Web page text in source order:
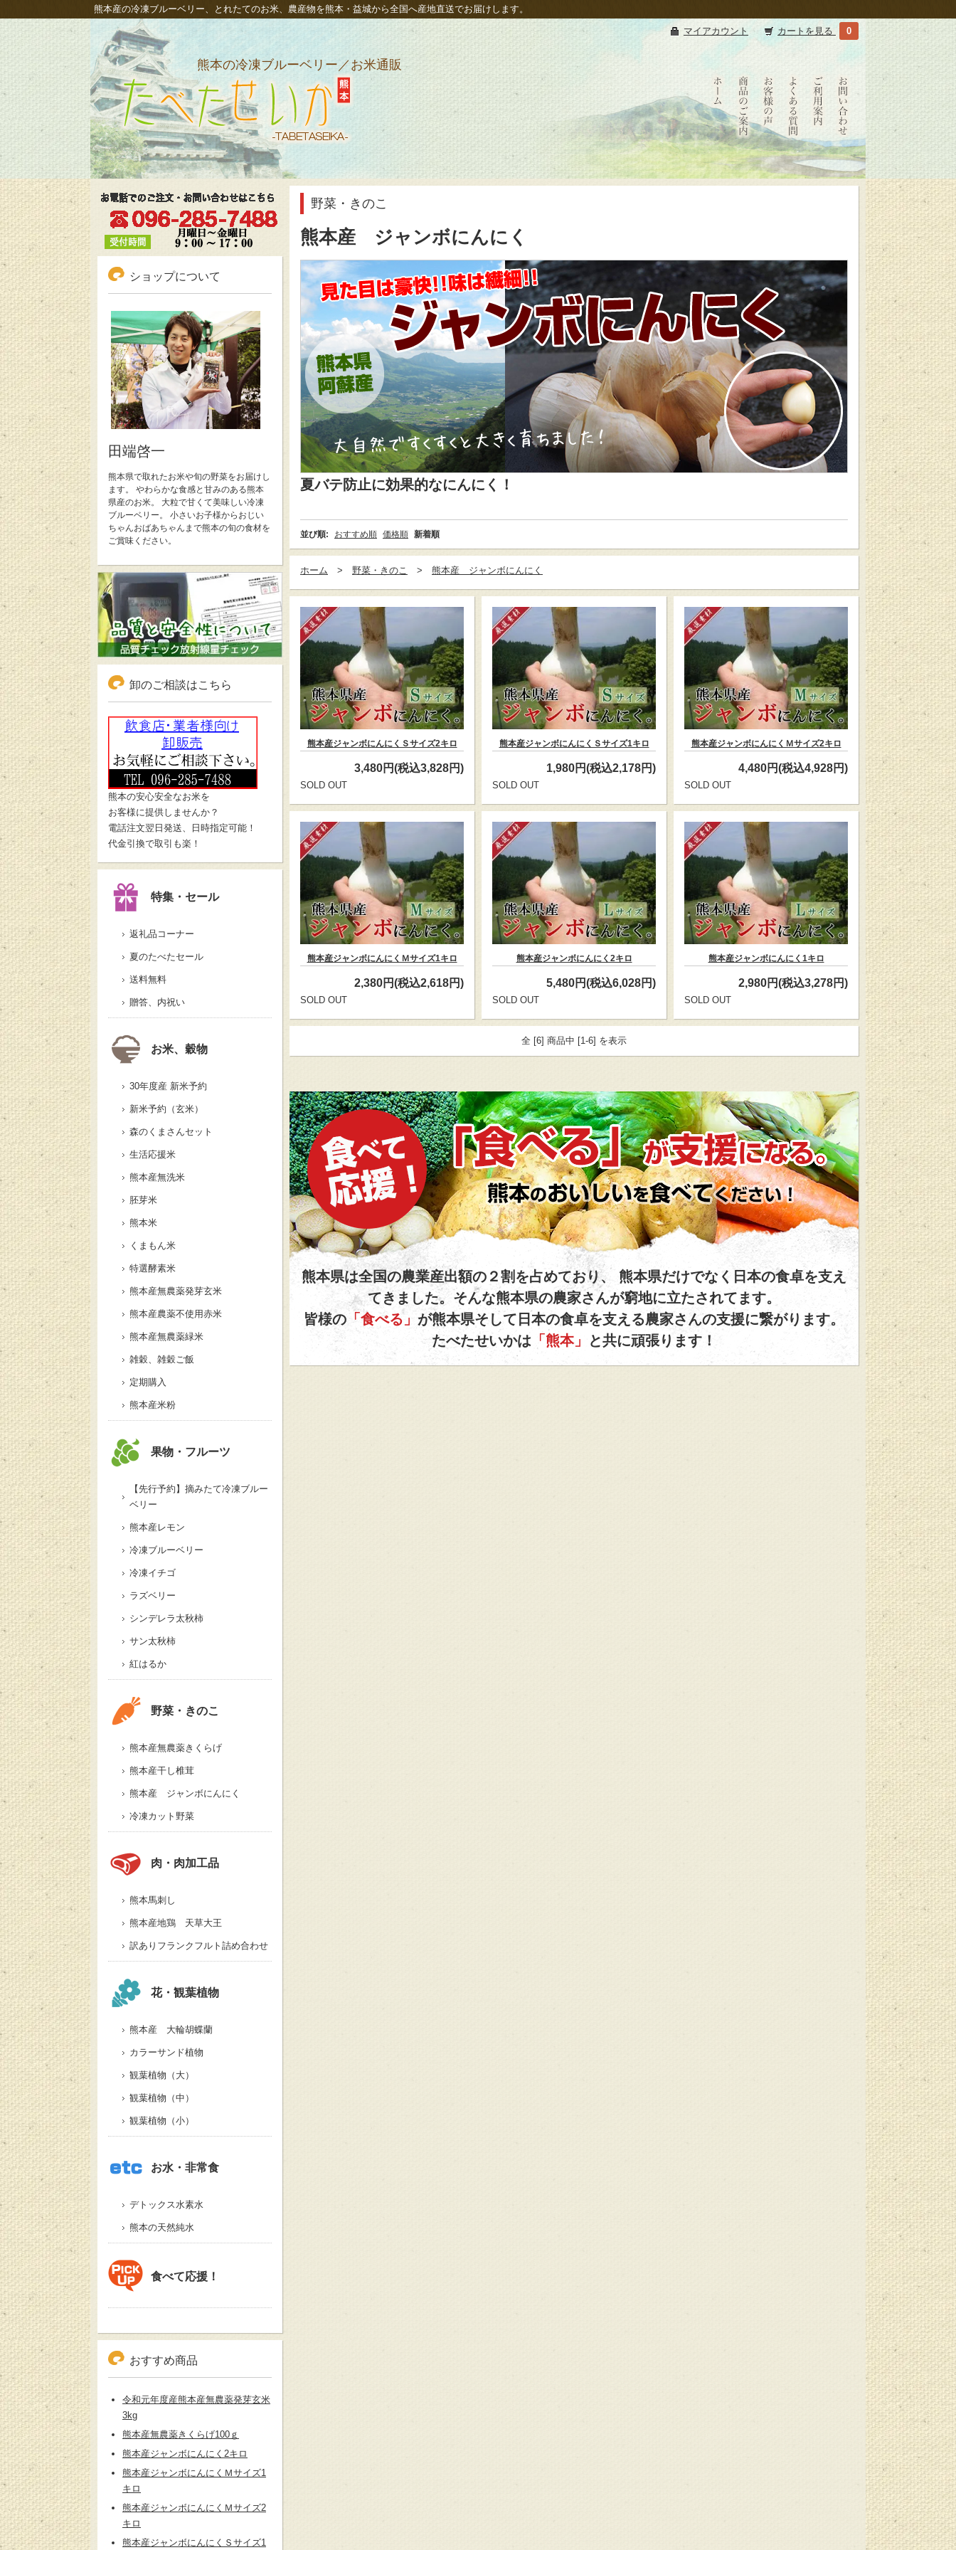
熊本産の冷凍ブルーベリー、とれたてのお米、農産物を熊本・益城から全国へ産地直送でお届けします。
冷凍ブルーベリーも通販、熊本新米発芽玄米｜たべたせ
いか
熊本の冷凍ブルーベリー／お米通販
マイアカウント カートを見る 0
たべ
たせ
いか
たべ
たせ
いか
お客
様の
声
よく
ある
質問
ショ
ッピ
ング
お問
い合
わせ
野菜・きのこ
熊本産 ジャンボにんにく
夏バテ防止に効果的なにんにく！
並び順: おすすめ順 価格順 新着順
ホーム 野菜・きのこ 熊本産 ジャンボにんにく
熊本産ジャンボにんにくＳサイズ2キロ
3,480円(税込3,828円)
SOLD OUT
熊本産ジャンボにんにくＳサイズ1キロ
1,980円(税込2,178円)
SOLD OUT
熊本産ジャンボにんにくＭサイズ2キロ
4,480円(税込4,928円)
SOLD OUT
熊本産ジャンボにんにくＭサイズ1キロ
2,380円(税込2,618円)
SOLD OUT
熊本産ジャンボにんにく2キロ
5,480円(税込6,028円)
SOLD OUT
熊本産ジャンボにんにく1キロ
2,980円(税込3,278円)
SOLD OUT
全 [6] 商品中 [1-6] を表示
「食べる」が支援になる。
熊本のおいしいを食べてください！
食べて応援！
熊本県は全国の農業産出額の２割を占めており、 熊本県だけでなく日本の食卓を支え
てきました。そんな熊本県の農家さんが窮地に立たされてます。
皆様の 「食べる」 が熊本県そして日本の食卓を支える農家さんの支援に繋がります。
たべたせいかは 「熊本」 と共に頑張ります！
ショップについて
田端啓一
熊本県で取れたお米や旬の野菜をお届けし
ます。 やわらかな食感と甘みのある熊本
県産のお米。 大粒で甘くて美味しい冷凍
ブルーベリー。 小さいお子様からおじい
ちゃんおばあちゃんまで熊本の旬の食材を
ご賞味ください。
卸のご相談はこちら
熊本の安心安全なお米を
お客様に提供しませんか？
電話注文翌日発送、日時指定可能！
代金引換で取引も楽！
特集・セール
返礼品コーナー
夏のたべたセール
送料無料
贈答、内祝い
お米、穀物
30年度産 新米予約
新米予約（玄米）
森のくまさんセット
生活応援米
熊本産無洗米
胚芽米
熊本米
くまもん米
特選酵素米
熊本産無農薬発芽玄米
熊本産農薬不使用赤米
熊本産無農薬緑米
雑穀、雑穀ご飯
定期購入
熊本産米粉
果物・フルーツ
【先行予約】摘みたて冷凍ブルー
ベリー
熊本産レモン
冷凍ブルーベリー
冷凍イチゴ
ラズベリー
シンデレラ太秋柿
サン太秋柿
紅はるか
野菜・きのこ
熊本産無農薬きくらげ
熊本産干し椎茸
熊本産 ジャンボにんにく
冷凍カット野菜
肉・肉加工品
熊本馬刺し
熊本産地鶏 天草大王
訳ありフランクフルト詰め合わせ
花・観葉植物
熊本産 大輪胡蝶蘭
カラーサンド植物
観葉植物（大）
観葉植物（中）
観葉植物（小）
お水・非常食
デトックス水素水
熊本の天然純水
食べて応援！
おすすめ商品
令和元年度産熊本産無農薬発芽玄米
3kg
熊本産無農薬きくらげ100ｇ
熊本産ジャンボにんにく2キロ
熊本産ジャンボにんにくＭサイズ1
キロ
熊本産ジャンボにんにくＭサイズ2
キロ
熊本産ジャンボにんにくＳサイズ1